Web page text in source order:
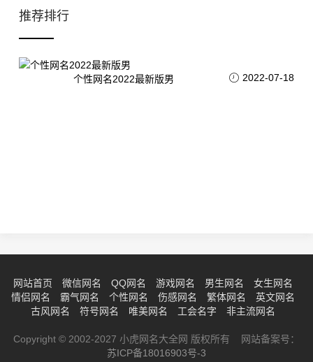
推荐排行
个性网名2022最新版男 2022-07-18
网站首页 微信网名 QQ网名 游戏网名 男生网名
女生网名
情侣网名
霸气网名 个性网名 伤感网名 繁体网名
英文网名
古风网名
符号网名 唯美网名 工会名字 非主流网名
Copyright © 2002-2027 小虎网名大全网 版权所有 网站备案号：
苏ICP备18016903号-3